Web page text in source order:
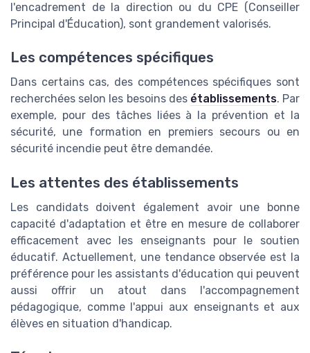
l'encadrement de la direction ou du CPE (Conseiller
Principal d'Éducation), sont grandement valorisés.
Les compétences spécifiques
Dans certains cas, des compétences spécifiques sont
recherchées selon les besoins des établissements. Par
exemple, pour des tâches liées à la prévention et la
sécurité, une formation en premiers secours ou en
sécurité incendie peut être demandée.
Les attentes des établissements
Les candidats doivent également avoir une bonne
capacité d'adaptation et être en mesure de collaborer
efficacement avec les enseignants pour le soutien
éducatif. Actuellement, une tendance observée est la
préférence pour les assistants d'éducation qui peuvent
aussi offrir un atout dans l'accompagnement
pédagogique, comme l'appui aux enseignants et aux
élèves en situation d'handicap.